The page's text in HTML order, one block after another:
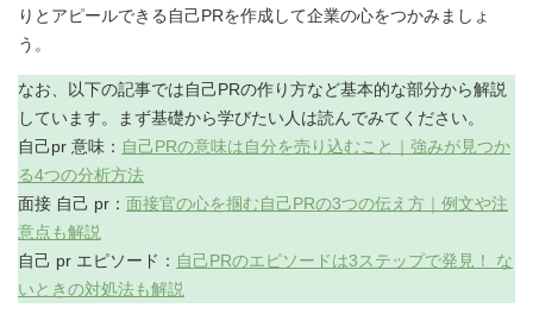
りとアピールできる自己PRを作成して企業の心をつかみましょ
う。
なお、以下の記事では自己PRの作り方など基本的な部分から解説
しています。まず基礎から学びたい人は読んでみてください。
自己pr 意味： 自己PRの意味は自分を売り込むこと｜強みが見つか
る4つの分析方法
面接 自己 pr： 面接官の心を掴む自己PRの3つの伝え方｜例文や注
意点も解説
自己 pr エピソード： 自己PRのエピソードは3ステップで発見！ な
いときの対処法も解説